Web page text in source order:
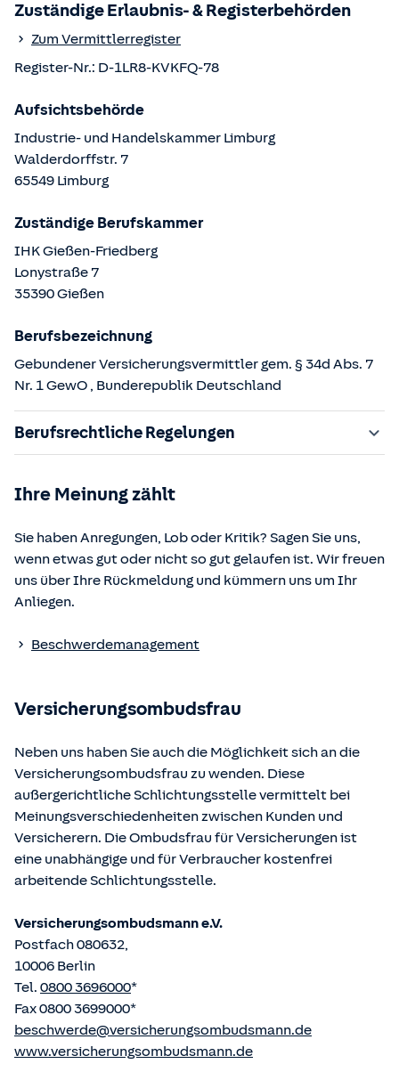
Zuständige Erlaubnis- & Registerbehörden
Zum Vermittlerregister
Register-Nr.: D-1LR8-KVKFQ-78
Aufsichtsbehörde
Industrie- und Handelskammer Limburg
Walderdorffstr. 7
65549 Limburg
Zuständige Berufskammer
IHK Gießen-Friedberg
Lonystraße 7
35390Gießen
Berufsbezeichnung
Gebundener Versicherungsvermittler gem. § 34d Abs. 7
Nr. 1 GewO , Bunderepublik Deutschland
Berufsrechtliche Regelungen
§§ 59 – 68 Gesetz über den Versicherungsvertrag
§ 48b Versicherungsaufsichtsgesetz (VAG)
Verordnung über die Versicherungsvermittlung und -
Die berufsrechtlichen Regelungen können über die vom
eingesehen und abgerufen werden.
Ihre Meinung zählt
Sie haben Anregungen, Lob oder Kritik? Sagen Sie uns,
wenn etwas gut oder nicht so gut gelaufen ist. Wir freuen
uns über Ihre Rückmeldung und kümmern uns um Ihr
Anliegen.
Beschwerdemanagement
Versicherungsombudsfrau
Neben uns haben Sie auch die Möglichkeit sich an die
Versicherungsombudsfrau zu wenden. Diese
außergerichtliche Schlichtungsstelle vermittelt bei
Meinungsverschiedenheiten zwischen Kunden und
Versicherern. Die Ombudsfrau für Versicherungen ist
eine unabhängige und für Verbraucher kostenfrei
arbeitende Schlichtungsstelle.
Versicherungsombudsmann e.V.
Postfach 080632,
10006 Berlin
Tel. 0800 3696000*
Fax 0800 3699000*
beschwerde@versicherungsombudsmann.de
www.versicherungsombudsmann.de